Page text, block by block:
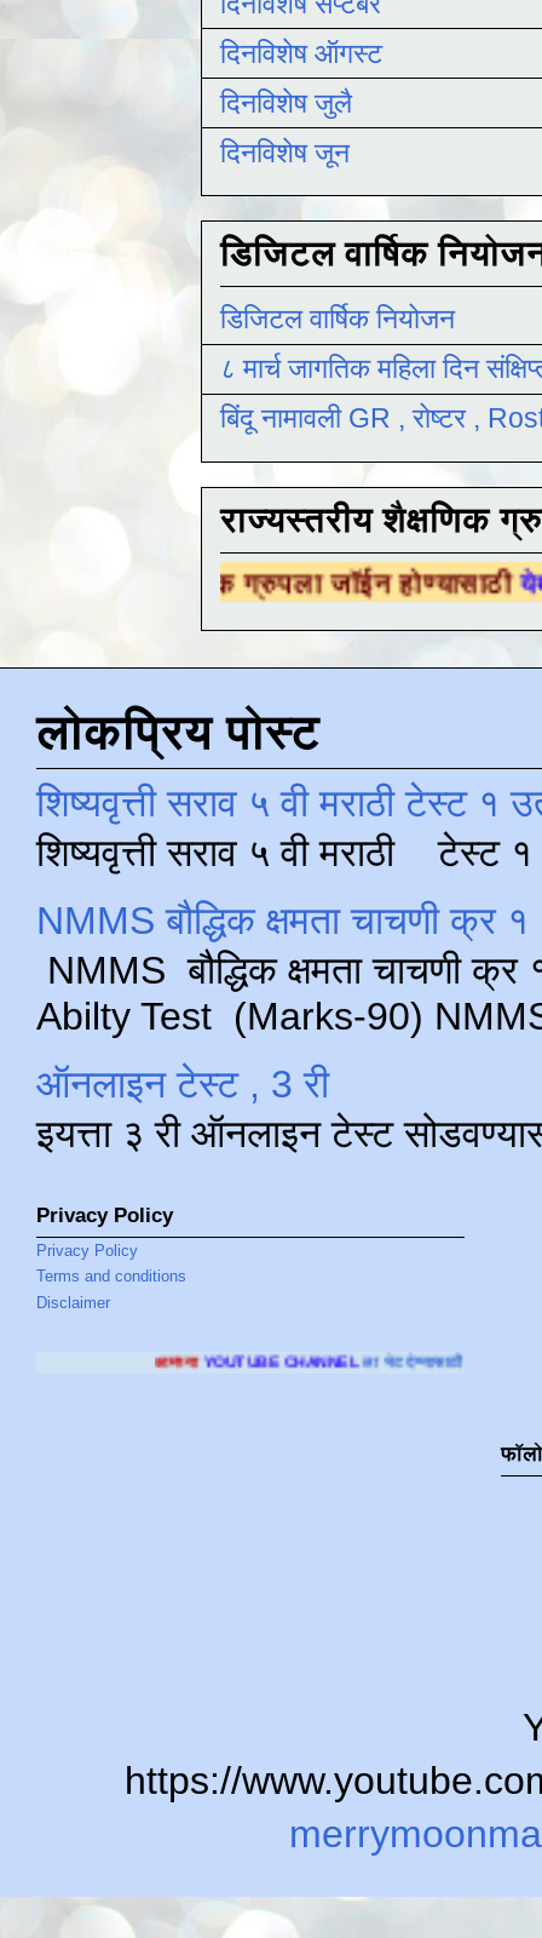
दिनविशेष ऑगस्ट
दिनविशेष जुलै
दिनविशेष जून
डिजिटल वार्षिक
डिजिटल वार्षिक नियोजन
८ मार्च जागतिक महिला दिन
बिंदू नामावली GR , रोष्टर ,
राज्यस्तरीय शैक्षणिक
ग्रुपला जॉईन होण्यासाठीयेथे क्लिक करा .
लोकप्रिय पोस्ट
शिष्यवृत्ती सराव ५ वी मराठी टेस्ट १
शिष्यवृत्ती सराव ५ वी मराठी टेस्ट
NMMS बौद्धिक क्षमता चाचणी क्र
NMMS बौद्धिक क्षमता चाचणी
Abilty Test (Marks-90) NMMS
ऑनलाइन टेस्ट , 3 री
इयत्ता ३ री ऑनलाइन टेस्ट
Privacy Policy
Privacy Policy
Terms and conditions
Disclaimer
YOUTUBE CHANNELला भेट देण्यासाठी क्लिक करा.
https://